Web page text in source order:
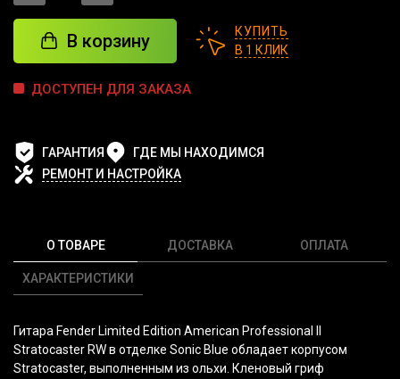
В корзину
КУПИТЬ
В 1 КЛИК
ДОСТУПЕН ДЛЯ ЗАКАЗА
ГАРАНТИЯ
ГДЕ МЫ НАХОДИМСЯ
РЕМОНТ И НАСТРОЙКА
О ТОВАРЕ
ХАРАКТЕРИСТИКИ
ДОСТАВКА ОПЛАТА
Гитара Fender Limited Edition American Professional II
Stratocaster RW в отделке Sonic Blue обладает корпусом
Stratocaster, выполненным из ольхи. Кленовый гриф